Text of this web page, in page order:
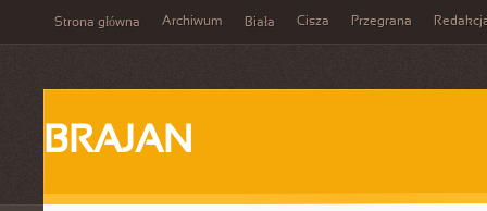
Strona główna Archiwum Biała Cisza Przegrana
BRAJAN